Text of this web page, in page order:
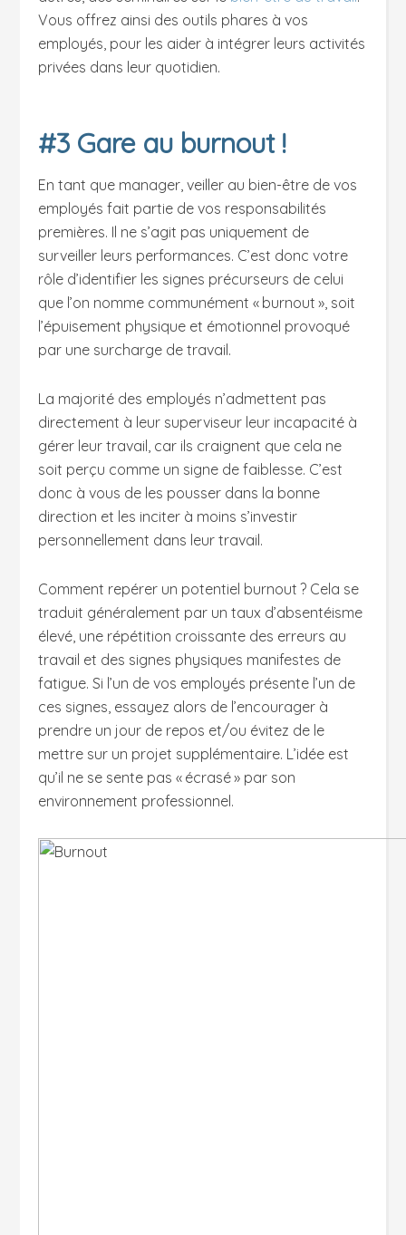
Vous offrez ainsi des outils phares à vos
employés, pour les aider à intégrer leurs activités
privées dans leur quotidien.
#3 Gare au burnout !
En tant que manager, veiller au bien-être de vos
employés fait partie de vos responsabilités
premières. Il ne s’agit pas uniquement de
surveiller leurs performances. C’est donc votre
rôle d’identifier les signes précurseurs de celui
que l’on nomme communément « burnout », soit
l’épuisement physique et émotionnel provoqué
par une surcharge de travail.
La majorité des employés n’admettent pas
directement à leur superviseur leur incapacité à
gérer leur travail, car ils craignent que cela ne
soit perçu comme un signe de faiblesse. C’est
donc à vous de les pousser dans la bonne
direction et les inciter à moins s’investir
personnellement dans leur travail.
Comment repérer un potentiel burnout ? Cela se
traduit généralement par un taux d’absentéisme
élevé, une répétition croissante des erreurs au
travail et des signes physiques manifestes de
fatigue. Si l’un de vos employés présente l’un de
ces signes, essayez alors de l’encourager à
prendre un jour de repos et/ou évitez de le
mettre sur un projet supplémentaire. L’idée est
qu’il ne se sente pas « écrasé » par son
environnement professionnel.